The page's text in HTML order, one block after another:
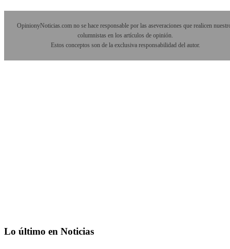
OpinionyNoticias.com no se hace responsable por las aseveraciones que realicen
columnistas en los artículos de opinión.
Estos conceptos son de la exclusiva responsabilidad del autor.
Lo último en Noticias